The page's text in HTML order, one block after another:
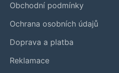
Obchodní podmínky
Ochrana osobních údajů
Doprava a platba
Reklamace